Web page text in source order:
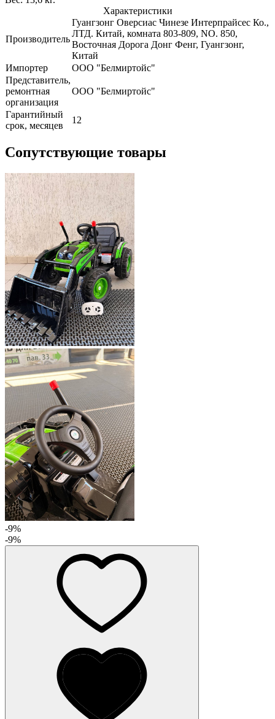
Характеристики
Производитель
Гуангзонг Оверсиас Чинезе Интерпрайсес Ко.,
ЛТД. Китай, комната 803-809, NO. 850,
Восточная Дорога Донг Фенг, Гуангзонг,
Китай
Импортер
ООО "Белмиртойс"
Представитель,
ремонтная
организация
ООО "Белмиртойс"
Гарантийный
срок, месяцев
12
Сопутствующие товары
-9%
-9%